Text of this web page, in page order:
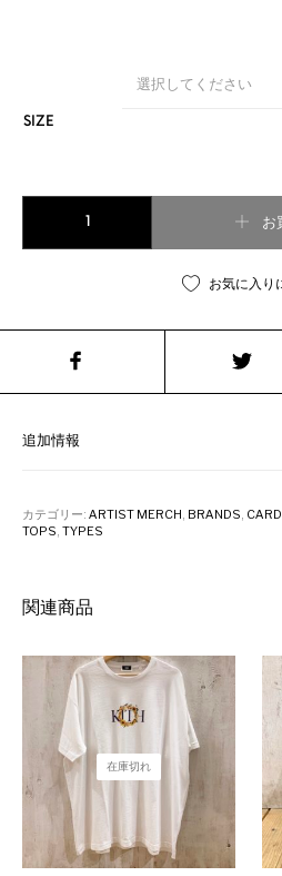
SIZE
選択してください
お
お気に入り
追加情報
カテゴリー:ARTIST MERCH BRANDS
TOPS ,TYPES
関連商品
在庫切れ